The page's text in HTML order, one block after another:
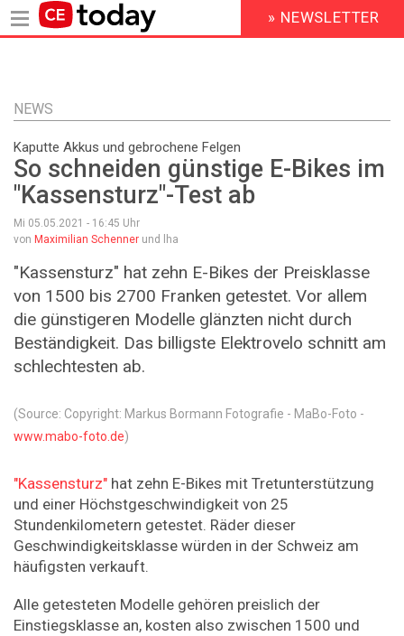
Inhalt
HEADER
MENU
» NEWSLETTER
NEWS
Kaputte Akkus und gebrochene Felgen
So schneiden günstige E-Bikes im
"Kassensturz"-Test ab
Mi 05.05.2021 - 16:45 Uhr
von Maximilian Schenner und lha
"Kassensturz" hat zehn E-Bikes der Preisklasse
von 1500 bis 2700 Franken getestet. Vor allem
die günstigeren Modelle glänzten nicht durch
Beständigkeit. Das billigste Elektrovelo schnitt am
schlechtesten ab.
(Source: Copyright: Markus Bormann Fotografie - MaBo-Foto -
www.mabo-foto.de)
"Kassensturz" hat zehn E-Bikes mit Tretunterstützung
und einer Höchstgeschwindigkeit von 25
Stundenkilometern getestet. Räder dieser
Geschwindigkeitsklasse würden in der Schweiz am
häufigsten verkauft.
Alle getesteten Modelle gehören preislich der
Einstiegsklasse an, kosten also zwischen 1500 und